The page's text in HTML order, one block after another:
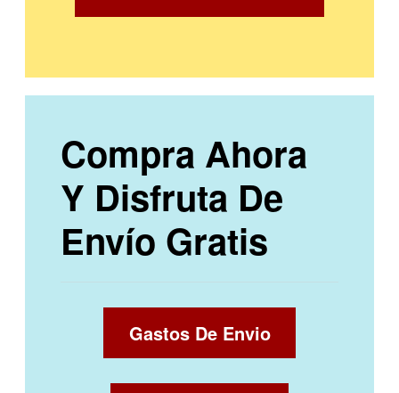
Compra Ahora
Y Disfruta De
Envío Gratis
Gastos De Envio